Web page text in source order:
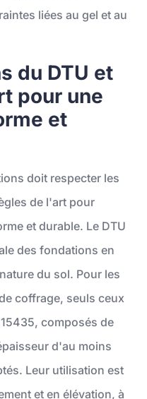
liées au gel et au
du DTU et
pour une
et
doit respecter les
de l'art pour
et durable. Le DTU
des fondations en
du sol. Pour les
coffrage, seuls ceux
composés de
d'au moins
Leur utilisation est
et en élévation, à